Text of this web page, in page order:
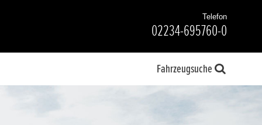
Telefon
02234-695760-0
Fahrzeugsuche